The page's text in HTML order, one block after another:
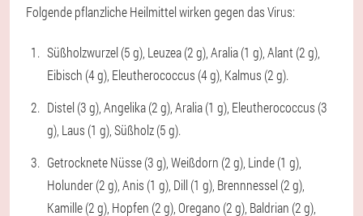
Folgende pflanzliche Heilmittel wirken gegen das Virus:
Süßholzwurzel (5 g), Leuzea (2 g), Aralia (1 g), Alant (2 g),
Eibisch (4 g), Eleutherococcus (4 g), Kalmus (2 g).
Distel (3 g), Angelika (2 g), Aralia (1 g), Eleutherococcus (3
g), Laus (1 g), Süßholz (5 g).
Getrocknete Nüsse (3 g), Weißdorn (2 g), Linde (1 g),
Holunder (2 g), Anis (1 g), Dill (1 g), Brennnessel (2 g),
Kamille (2 g), Hopfen (2 g), Oregano (2 g), Baldrian (2 g),